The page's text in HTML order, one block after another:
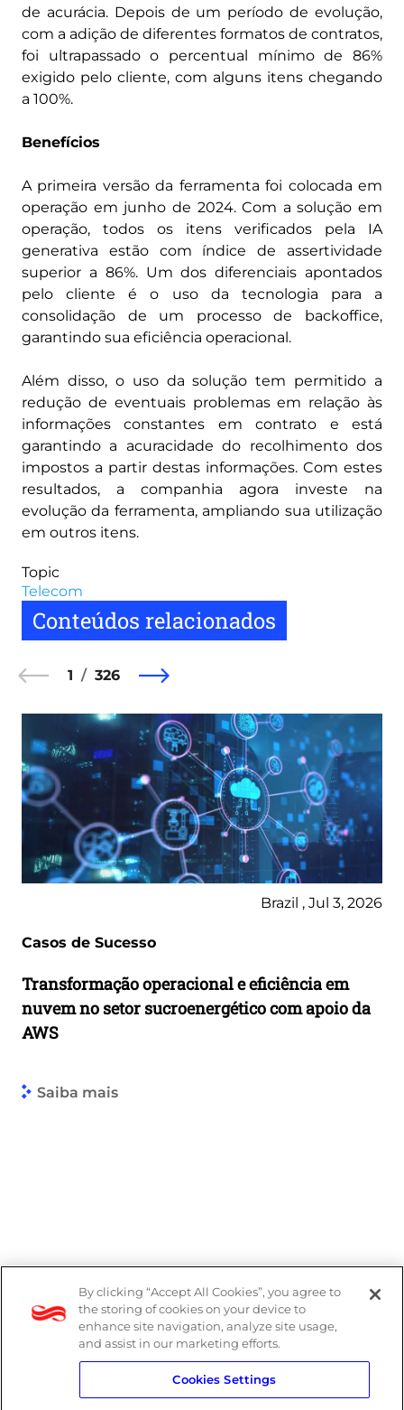
de acurácia. Depois de um período de evolução,
com a adição de diferentes formatos de contratos,
foi ultrapassado o percentual mínimo de 86%
exigido pelo cliente, com alguns itens chegando
a 100%.
Benefícios
A primeira versão da ferramenta foi colocada em
operação em junho de 2024. Com a solução em
operação, todos os itens verificados pela IA
generativa estão com índice de assertividade
superior a 86%. Um dos diferenciais apontados
pelo cliente é o uso da tecnologia para a
consolidação de um processo de backoffice,
garantindo sua eficiência operacional.
Além disso, o uso da solução tem permitido a
redução de eventuais problemas em relação às
informações constantes em contrato e está
garantindo a acuracidade do recolhimento dos
impostos a partir destas informações. Com estes
resultados, a companhia agora investe na
evolução da ferramenta, ampliando sua utilização
em outros itens.
Topic
Telecom
Conteúdos relacionados
1 326
Brazil , Jul 3, 2026
Casos de Sucesso
Transformação operacional e eficiência em
nuvem no setor sucroenergético com apoio da
AWS
Saiba mais
By clicking “Accept All Cookies”, you agree to
the storing of cookies on your device to
enhance site navigation, analyze site usage,
and assist in our marketing efforts.
Cookies Settings